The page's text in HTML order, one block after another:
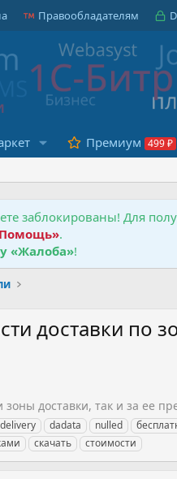
Правообладателям
Премиум
заблокированы! Для
.
«Жалоба»!
доставки по
доставки, так и за ее
dadata nulled
скачать стоимости